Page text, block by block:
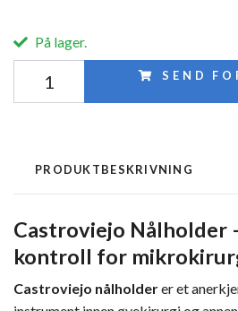
På lager.
SEND
PRODUKTBESKRIVNING
Castroviejo Nålholder
kontroll for
Castroviejo nålholderer et